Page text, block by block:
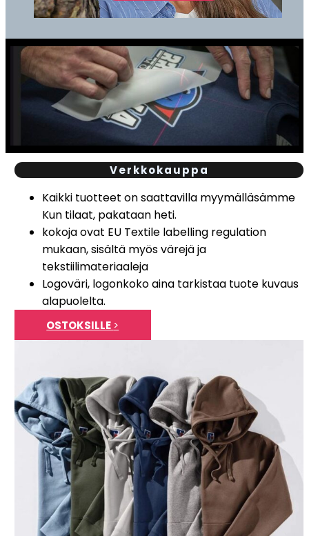
Verkkokauppa
Kaikki tuotteet on saattavilla myymälläsämme
Kun tilaat, pakataan heti.
kokoja ovat EU Textile labelling regulation
mukaan, sisältä myös värejä ja
tekstiilimateriaaleja
Logoväri, logonkoko aina tarkistaa tuote kuvaus
alapuolelta.
OSTOKSILLE>